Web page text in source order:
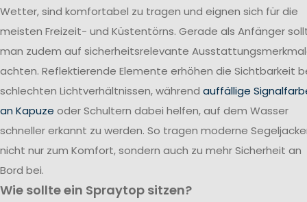
Wetter, sind komfortabel zu tragen und eignen sich für die
meisten Freizeit- und Küstentörns. Gerade als Anfänger
man zudem auf sicherheitsrelevante
achten. Reflektierende Elemente erhöhen die Sichtbarkeit
schlechten Lichtverhältnissen, während auffällige
an Kapuze oder Schultern dabei helfen, auf dem Wasser
schneller erkannt zu werden. So tragen moderne
nicht nur zum Komfort, sondern auch zu mehr Sicherheit an
Bord bei.
Wie sollte ein Spraytop sitzen?